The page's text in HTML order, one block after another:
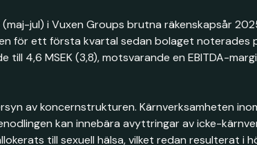
jul) i Vuxen Groups brutna räkenskapsår
för ett första kvartal sedan bolaget noterades
4,6 MSEK (3,8), motsvarande en EBITDA-
av koncernstrukturen. Kärnverksamheten
kan innebära avyttringar av icke-
till sexuell hälsa, vilket redan resulterat i